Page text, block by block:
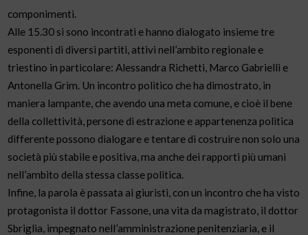
componimenti.
Alle 15.30 si sono incontrati e hanno dialogato insieme tre
esponenti di diversi partiti, attivi nell’ambito regionale e
triestino in particolare: Alessandra Richetti, Marco Gabrielli e
Antonella Grim. Un incontro politico che ha dimostrato, in
maniera lampante, che avendo una meta comune, e cioè il bene
della collettività, persone di estrazione e appartenenza politica
differente possono dialogare e tentare di costruire non solo una
società più stabile e positiva, ma anche dei rapporti più umani
nell’ambito della stessa classe politica.
Infine, la parola è passata ai giuristi, con un incontro che ha visto
protagonista il dottor Fassone, una vita da magistrato, il dottor
Sbriglia, impegnato nell’amministrazione penitenziaria, e il